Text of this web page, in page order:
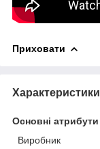
Приховати
Характеристики
Основні атрибути
Виробник